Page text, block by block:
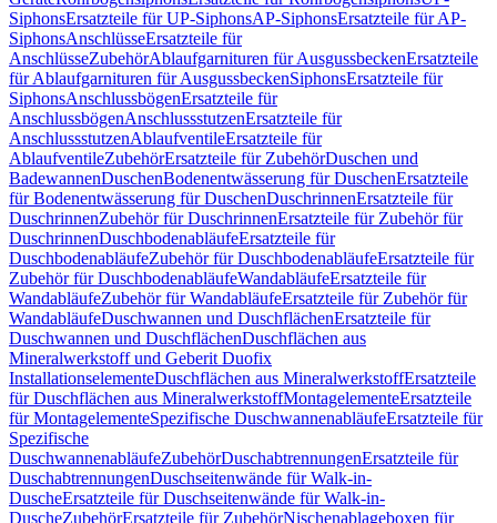
SiphonsErsatzteile für UP-SiphonsAP-SiphonsErsatzteile für AP-
SiphonsAnschlüsseErsatzteile für
AnschlüsseZubehörAblaufgarnituren für AusgussbeckenErsatzteile
für Ablaufgarnituren für AusgussbeckenSiphonsErsatzteile für
SiphonsAnschlussbögenErsatzteile für
AnschlussbögenAnschlussstutzenErsatzteile für
AnschlussstutzenAblaufventileErsatzteile für
AblaufventileZubehörErsatzteile für ZubehörDuschen und
BadewannenDuschenBodenentwässerung für DuschenErsatzteile
für Bodenentwässerung für DuschenDuschrinnenErsatzteile für
DuschrinnenZubehör für DuschrinnenErsatzteile für Zubehör für
DuschrinnenDuschbodenabläufeErsatzteile für
DuschbodenabläufeZubehör für DuschbodenabläufeErsatzteile für
Zubehör für DuschbodenabläufeWandabläufeErsatzteile für
WandabläufeZubehör für WandabläufeErsatzteile für Zubehör für
WandabläufeDuschwannen und DuschflächenErsatzteile für
Duschwannen und DuschflächenDuschflächen aus
Mineralwerkstoff und Geberit Duofix
InstallationselementeDuschflächen aus MineralwerkstoffErsatzteile
für Duschflächen aus MineralwerkstoffMontagelementeErsatzteile
für MontagelementeSpezifische DuschwannenabläufeErsatzteile für
Spezifische
DuschwannenabläufeZubehörDuschabtrennungenErsatzteile für
DuschabtrennungenDuschseitenwände für Walk-in-
DuscheErsatzteile für Duschseitenwände für Walk-in-
DuscheZubehörErsatzteile für ZubehörNischenablageboxen für